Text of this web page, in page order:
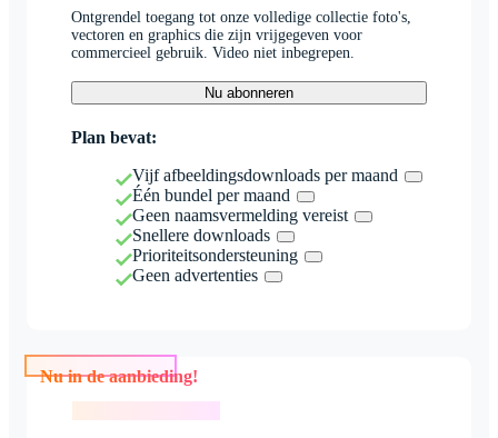
Ontgrendel toegang tot onze volledige collectie foto's,
vectoren en graphics die zijn vrijgegeven voor
commercieel gebruik. Video niet inbegrepen.
Nu abonneren
Plan bevat:
Vijf afbeeldingsdownloads per maand
Één bundel per maand
Geen naamsvermelding vereist
Snellere downloads
Prioriteitsondersteuning
Geen advertenties
Nu in de aanbieding!